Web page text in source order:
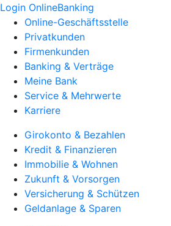
Login OnlineBanking
Online-Geschäftsstelle
Privatkunden
Firmenkunden
Banking & Verträge
Meine Bank
Service & Mehrwerte
Karriere
Girokonto & Bezahlen
Kredit & Finanzieren
Immobilie & Wohnen
Zukunft & Vorsorgen
Versicherung & Schützen
Geldanlage & Sparen